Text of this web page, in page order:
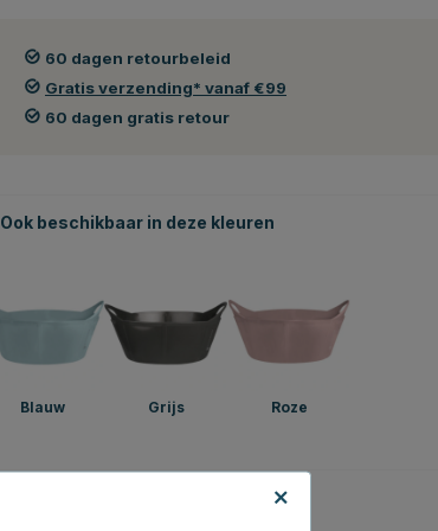
60 dagen retourbeleid
Gratis verzending* vanaf €99
60 dagen gratis retour
Ook beschikbaar in deze kleuren
Blauw Grijs Roze